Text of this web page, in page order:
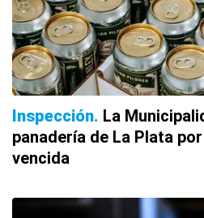
Inspección La
panadería de La Plata
vencida